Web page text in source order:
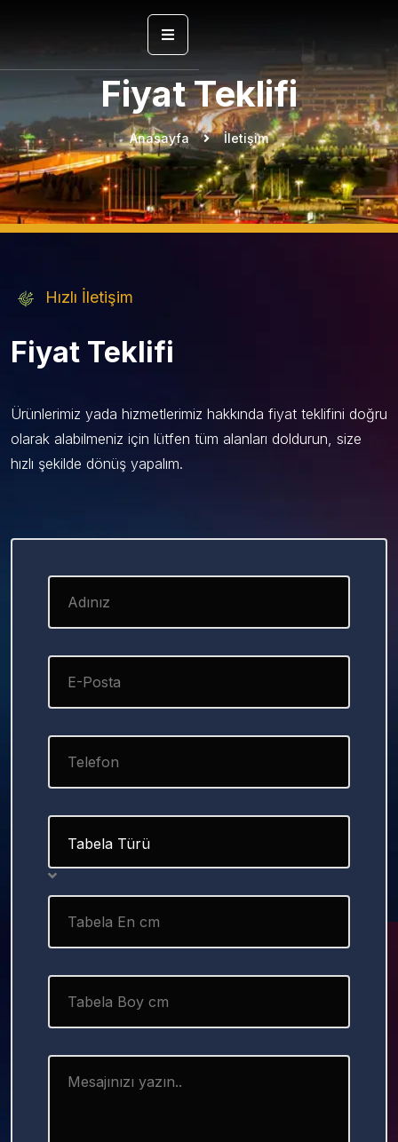
Fiyat Teklifi
Anasayfa İletişim
Hızlı İletişim
Fiyat Teklifi
Ürünlerimiz yada hizmetlerimiz hakkında fiyat teklifini doğru
olarak alabilmeniz için lütfen tüm alanları doldurun, size
hızlı şekilde dönüş yapalım.